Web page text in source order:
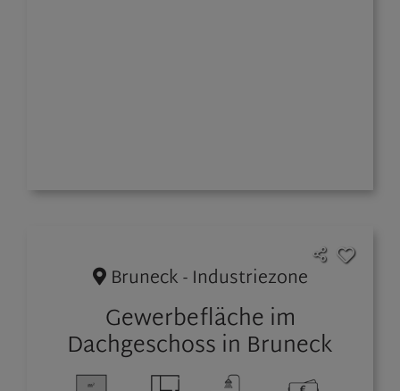
Bruneck - Industriezone
Gewerbefläche im
Dachgeschoss in Bruneck